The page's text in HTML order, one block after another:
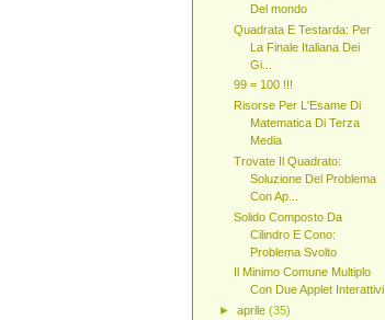
Del mondo
Quadrata E Testarda: Per
La Finale Italiana Dei
Gi...
99 = 100 !!!
Risorse Per L'Esame Di
Matematica Di Terza
Media
Trovate Il Quadrato:
Soluzione Del Problema
Con Ap...
Solido Composto Da
Cilindro E Cono:
Problema Svolto
Il Minimo Comune Multiplo
Con Due Applet Interattivi
► aprile (35)